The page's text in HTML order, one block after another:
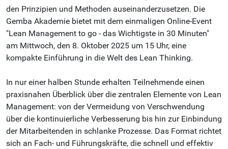
den Prinzipien und Methoden auseinanderzusetzen. Die
Gemba Akademie bietet mit dem einmaligen Online-Event
"Lean Management to go - das Wichtigste in 30 Minuten"
am Mittwoch, den 8. Oktober 2025 um 15 Uhr, eine
kompakte Einführung in die Welt des Lean Thinking.
In nur einer halben Stunde erhalten Teilnehmende einen
praxisnahen Überblick über die zentralen Elemente von Lean
Management: von der Vermeidung von Verschwendung
über die kontinuierliche Verbesserung bis hin zur Einbindung
der Mitarbeitenden in schlanke Prozesse. Das Format richtet
sich an Fach- und Führungskräfte, die schnell und effektiv